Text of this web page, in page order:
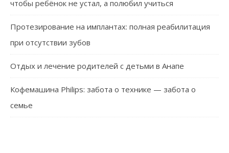
чтобы ребёнок не устал, а полюбил учиться
Протезирование на имплантах: полная реабилитация
при отсутствии зубов
Отдых и лечение родителей с детьми в Анапе
Кофемашина Philips: забота о технике — забота о
семье